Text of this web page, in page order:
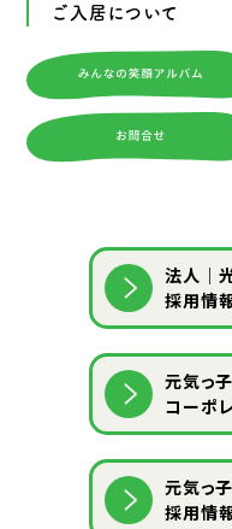
ご入居について
法人｜
採用情
元気っ
コーポ
元気っ
採用情